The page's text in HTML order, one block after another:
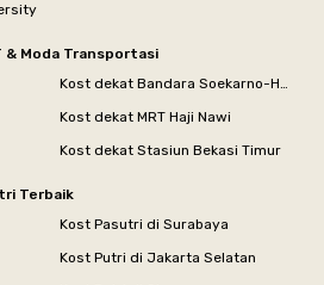
& Moda Transportasi
Kost dekat Bandara Soekarno-Hatta
Kost dekat MRT Haji Nawi
Kost dekat Stasiun Bekasi Timur
Terbaik
Kost Pasutri di Surabaya
Kost Putri di Jakarta Selatan